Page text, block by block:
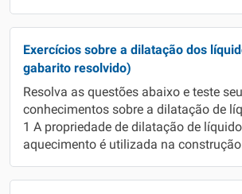
Exercícios sobre a dilatação dos
gabarito resolvido)
Resolva as questões abaixo e teste
conhecimentos sobre a dilatação de
1 A propriedade de dilatação de
aquecimento é utilizada na construção